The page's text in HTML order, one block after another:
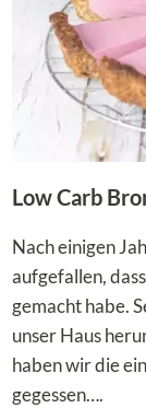
Low Carb
Nach einigen
aufgefallen,
gemacht habe.
unser Haus
haben wir die
gegessen….